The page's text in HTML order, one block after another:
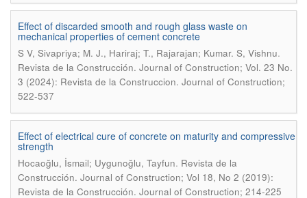
Effect of discarded smooth and rough glass waste on
mechanical properties of cement concrete
S V, Sivapriya; M. J., Hariraj; T., Rajarajan; Kumar. S, Vishnu.
Revista de la Construcción. Journal of Construction; Vol. 23 No.
3 (2024): Revista de la Construccion. Journal of Construction;
522-537
Effect of electrical cure of concrete on maturity and compressive
strength
Hocaoğlu, İsmail; Uygunoğlu, Tayfun. Revista de la
Construcción. Journal of Construction; Vol 18, No 2 (2019):
Revista de la Construcción. Journal of Construction; 214-225